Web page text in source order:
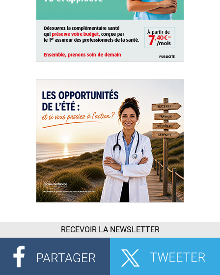
RECEVOIR LA NEWSLETTER